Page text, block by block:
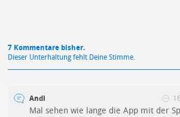
7 Kommentare bisher.
Dieser Unterhaltung fehlt Deine Stimme.
Andi
Mal sehen wie lange die App mit der